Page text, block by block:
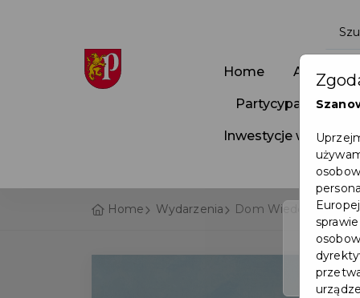
Home
Partycypacja
Inwestycje w
Home Wydarzenia Dom Wiedemanna w